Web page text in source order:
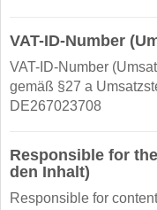
VAT-ID-Number
VAT-ID-Number
gemäß §27 a
DE267023708
Responsible for
den Inhalt)
Responsible for